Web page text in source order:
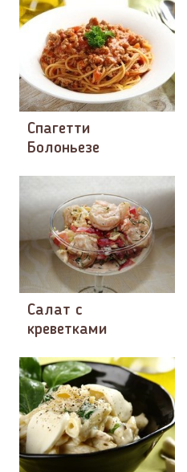
Спагетти
Болоньезе
Салат с
креветками